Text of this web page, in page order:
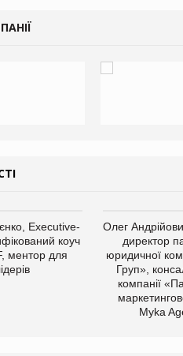
Executive-
коуч
ментор для
Олег
директор
юридичної
Груп»,
компанії
Myka